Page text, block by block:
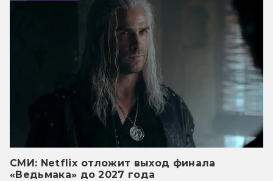
СМИ: Netflix отложит выход финала
«Ведьмака» до 2027 года